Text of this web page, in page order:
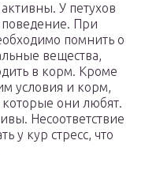
У петухов
поведение. При
помнить о
вещества,
в корм. Кроме
условия и корм,
они любят.
Несоответствие
у кур стресс, что